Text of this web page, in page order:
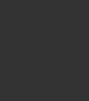
schildet gab es in den
Ich nehme an,